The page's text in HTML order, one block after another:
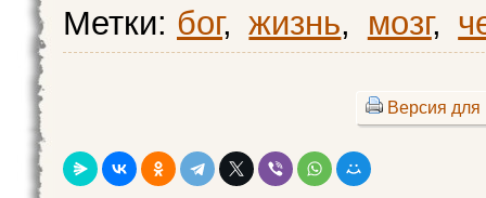
Метки: бог, жизнь, мозг,
Версия для